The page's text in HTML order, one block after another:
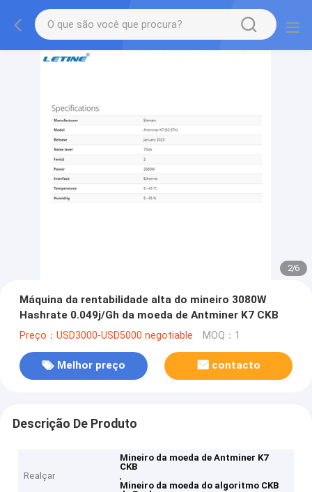
2/6
Máquina da rentabilidade alta do mineiro 3080W
Hashrate 0.049j/Gh da moeda de Antminer K7 CKB
Preço：USD3000-USD5000 negotiable MOQ：1
Melhor preço contacto
Descrição De Produto
Realçar
Mineiro da moeda de Antminer K7
CKB
,
Mineiro da moeda do algoritmo CKB